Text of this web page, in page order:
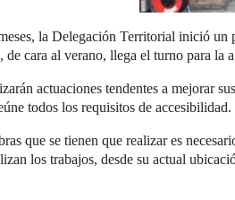
la Delegación Territorial inició un
cara al verano, llega el turno para la
actuaciones tendentes a mejorar
todos los requisitos de accesibilidad.
que se tienen que realizar es
los trabajos, desde su actual